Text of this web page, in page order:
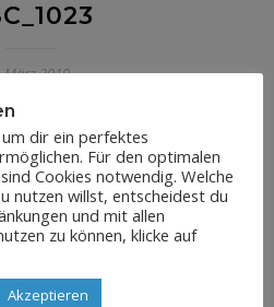
März 2019
dir ein perfektes
Für den optimalen
Cookies notwendig. Welche
nutzen willst, entscheidest du
und mit allen
zu können, klicke auf
Akzeptieren